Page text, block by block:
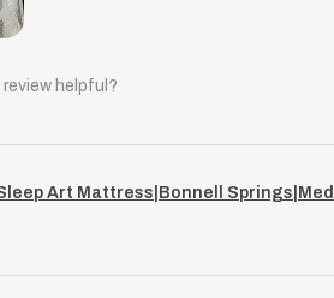
helpful?
Art Mattress|Bonnell